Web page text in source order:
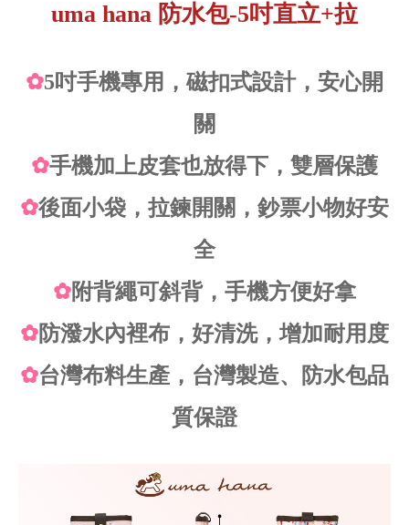
uma hana 防水包-5吋直立+拉
✿5吋手機專用，磁扣式設計，安心開
關
✿手機加上皮套也放得下，雙層保護
✿後面小袋，拉鍊開關，鈔票小物好安
全
✿附背繩可斜背，手機方便好拿
✿防潑水內裡布，好清洗，增加耐用度
✿台灣布料生產，台灣製造、防水包品
質保證